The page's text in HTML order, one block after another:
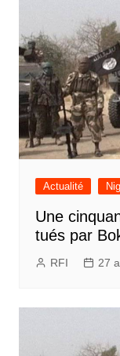
Actualité
Une
tués par
RFI 27